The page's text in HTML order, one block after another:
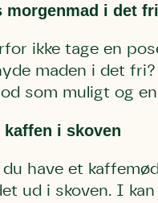
morgenmad i det fri
ikke tage en
maden i det
som muligt og
kaffen i skoven
du have et
ud i skoven. I